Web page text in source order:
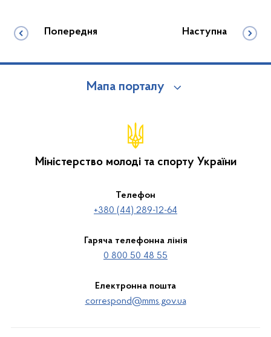
Попередня Наступна
Мапа порталу
Міністерство молоді та спорту України
Телефон
+380 (44) 289-12-64
Гаряча телефонна лінія
0 800 50 48 55
Електронна пошта
correspond@mms.gov.ua